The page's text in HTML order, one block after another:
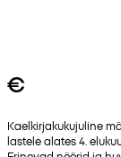
€
Kaelkirjakukujuline
lastele alates 4.